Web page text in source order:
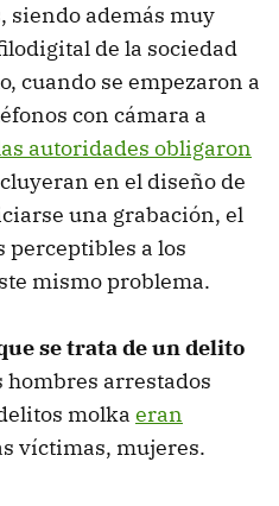
siendo además muy
de la sociedad
cuando se empezaron a
con cámara a
autoridades obligaron
en el diseño de
una grabación, el
perceptibles a los
mismo problema.
se trata de un delito
hombres arrestados
molka eran
víctimas, mujeres.